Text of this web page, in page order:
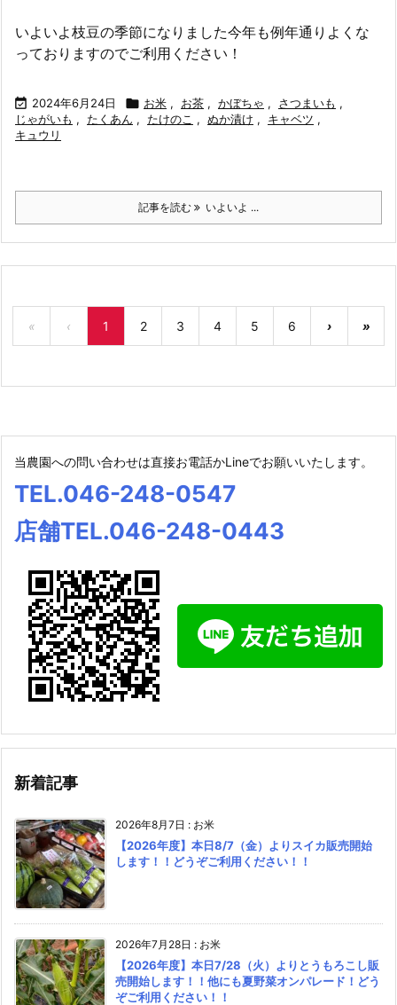
いよいよ枝豆の季節になりました今年も例年通りよくな
っておりますのでご利用ください！
 2024年6月24日  お米 , お茶 , かぼちゃ , さつまいも ,
じゃがいも , たくあん , たけのこ , ぬか漬け , キャベツ ,
キュウリ
記事を読む いよいよ ...
« ‹ 1 2 3 4 5 6 › »
当農園への問い合わせは直接お電話かLineでお願いいたします。
TEL.046-248-0547
店舗TEL.046-248-0443
新着記事
2026年8月7日 : お米
【2026年度】本日8/7（金）よりスイカ販売開始
します！！どうぞご利用ください！！
2026年7月28日 : お米
【2026年度】本日7/28（火）よりとうもろこし販
売開始します！！他にも夏野菜オンパレード！どう
ぞご利用ください！！